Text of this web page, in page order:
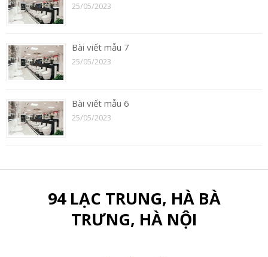
25/05/2023
Bài viết mẫu 7
25/05/2023
Bài viết mẫu 6
25/05/2023
94 LẠC TRUNG, HÀ BÀ
TRƯNG, HÀ NỘI